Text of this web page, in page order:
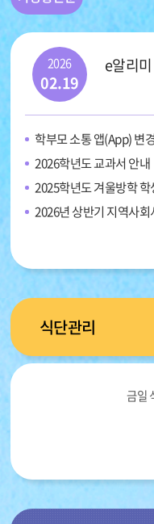
e알리
2026
02.19
학부모 소통 앱(App) 변경 및
2026학년도 교과서 안내
2025학년도 겨울방학 학생 생활
2026년 상반기 지역사회서비스투
식단관리
금일